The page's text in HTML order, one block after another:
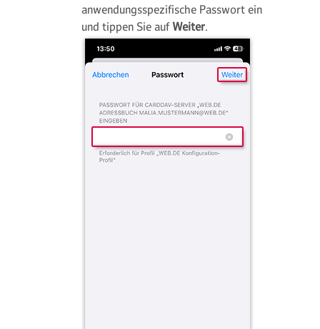
anwendungsspezifische Passwort ein
und tippen Sie auf Weiter.